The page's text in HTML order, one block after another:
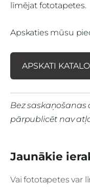
Jaunākie
Vai fototapetes var
līmējat fototapetes.
Apskaties mūsu
APSKATI
Bez saskaņošanas
pārpublicēt nav